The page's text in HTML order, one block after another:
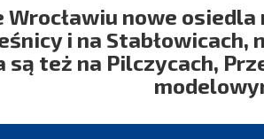
nowe
i na Stabłowicach,
są też na Pilczycach,